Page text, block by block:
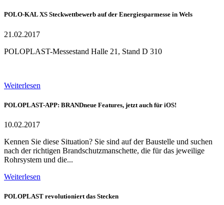
POLO-KAL XS Steckwettbewerb auf der Energiesparmesse in Wels
21.02.2017
POLOPLAST-Messestand Halle 21, Stand D 310
Weiterlesen
POLOPLAST-APP: BRANDneue Features, jetzt auch für iOS!
10.02.2017
Kennen Sie diese Situation? Sie sind auf der Baustelle und suchen
nach der richtigen Brandschutzmanschette, die für das jeweilige
Rohrsystem und die...
Weiterlesen
POLOPLAST revolutioniert das Stecken